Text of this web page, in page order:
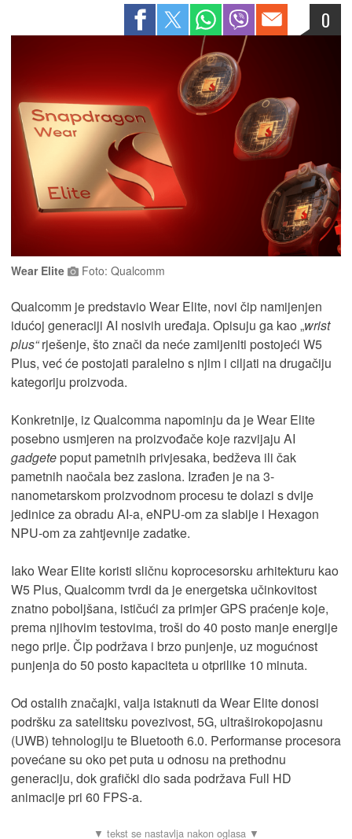
0
Wear Elite Foto: Qualcomm
Qualcomm je predstavio Wear Elite, novi čip namijenjen
idućoj generaciji AI nosivih uređaja. Opisuju ga kao „wrist
plus“rješenje, što znači da neće zamijeniti postojeći W5
Plus, već će postojati paralelno s njim i ciljati na drugačiju
kategoriju proizvoda.
Konkretnije, iz Qualcomma napominju da je Wear Elite
posebno usmjeren na proizvođače koje razvijaju AI
gadgete poput pametnih privjesaka, bedževa ili čak
pametnih naočala bez zaslona. Izrađen je na 3-
nanometarskom proizvodnom procesu te dolazi s dvije
jedinice za obradu AI-a, eNPU-om za slabije i Hexagon
NPU-om za zahtjevnije zadatke.
Iako Wear Elite koristi sličnu koprocesorsku arhitekturu kao
W5 Plus, Qualcomm tvrdi da je energetska učinkovitost
znatno poboljšana, ističući za primjer GPS praćenje koje,
prema njihovim testovima, troši do 40 posto manje energije
nego prije. Čip podržava i brzo punjenje, uz mogućnost
punjenja do 50 posto kapaciteta u otprilike 10 minuta.
Od ostalih značajki, valja istaknuti da Wear Elite donosi
podršku za satelitsku povezivost, 5G, ultraširokopojasnu
(UWB) tehnologiju te Bluetooth 6.0. Performanse procesora
povećane su oko pet puta u odnosu na prethodnu
generaciju, dok grafički dio sada podržava Full HD
animacije pri 60 FPS-a.